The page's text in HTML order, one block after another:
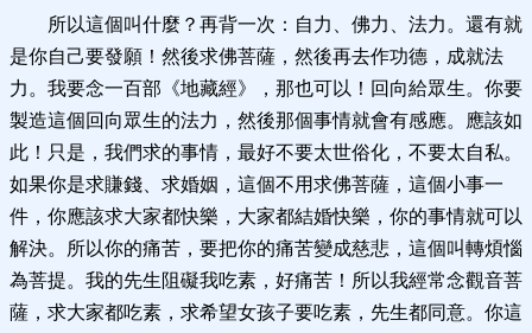
所以這個叫什麼？再背一次：自力、佛力、法力。還有就
是你自己要發願！然後求佛菩薩，然後再去作功德，成就法
力。我要念一百部《地藏經》，那也可以！回向給眾生。你要
製造這個回向眾生的法力，然後那個事情就會有感應。應該如
此！只是，我們求的事情，最好不要太世俗化，不要太自私。
如果你是求賺錢、求婚姻，這個不用求佛菩薩，這個小事一
件，你應該求大家都快樂，大家都結婚快樂，你的事情就可以
解決。所以你的痛苦，要把你的痛苦變成慈悲，這個叫轉煩惱
為菩提。我的先生阻礙我吃素，好痛苦！所以我經常念觀音菩
薩，求大家都吃素，求希望女孩子要吃素，先生都同意。你這